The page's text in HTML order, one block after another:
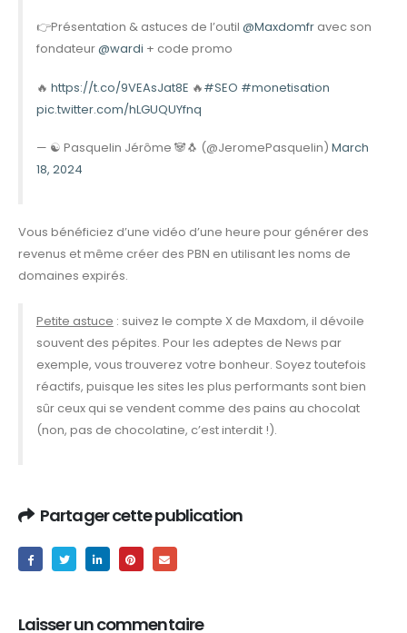
👉Présentation & astuces de l’outil @Maxdomfravec son
fondateur@wardi + code promo
🔥 https://t.co/9VEAsJat8E 🔥#SEO #monetisation
pic.twitter.com/hLGUQUYfnq
— ☯ Pasquelin Jérôme 🐼🐧 (@JeromePasquelin) March
18, 2024
Vous bénéficiez d’une vidéo d’une heure pour générer des
revenus et même créer des PBN en utilisant les noms de
domaines expirés.
Petite astuce : suivez le compte X de Maxdom, il dévoile
souvent des pépites. Pour les adeptes de News par
exemple, vous trouverez votre bonheur. Soyez toutefois
réactifs, puisque les sites les plus performants sont bien
sûr ceux qui se vendent comme des pains au chocolat
(non, pas de chocolatine, c’est interdit !).
Partager cette publication
Laisser un commentaire